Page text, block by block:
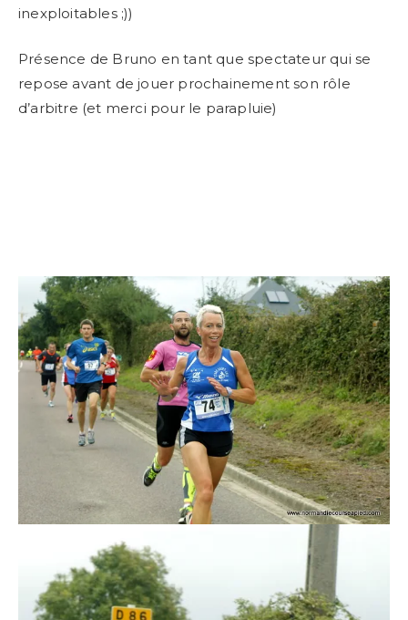
inexploitables ;))
Présence de Bruno en tant que spectateur qui se
repose avant de jouer prochainement son rôle
d’arbitre (et merci pour le parapluie)